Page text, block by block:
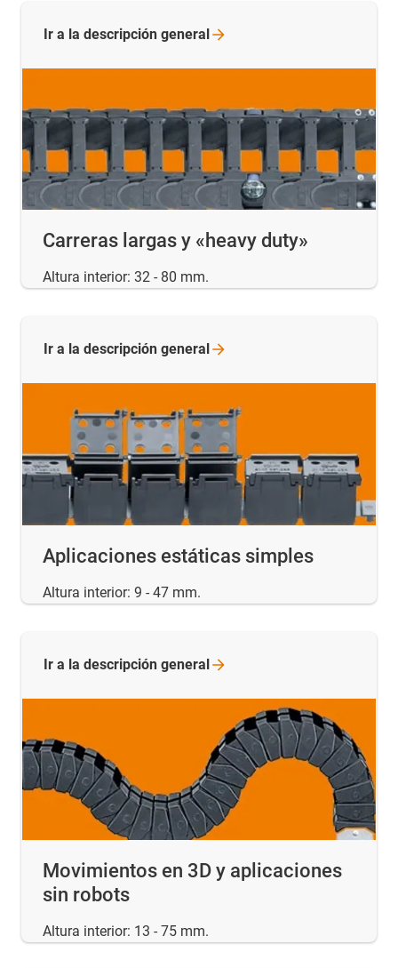
Carreras largas y «heavy duty»
Altura interior: 32 - 80 mm.
Ir a la descripción general
Aplicaciones estáticas simples
Altura interior: 9 - 47 mm.
Ir a la descripción general
Movimientos en 3D y aplicaciones
sin robots
Altura interior: 13 - 75 mm.
Ir a la descripción general